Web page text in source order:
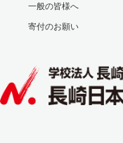
一般の皆様へ
寄付のお願い